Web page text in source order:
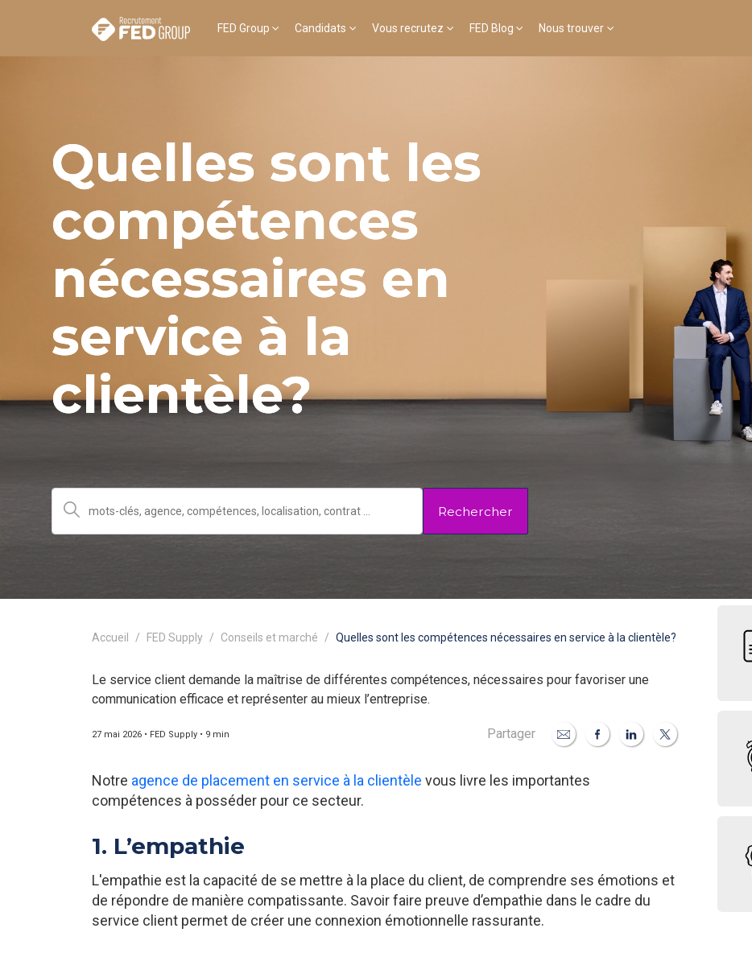
FED Group Candidats Vous recrutez FED Blog Nous trouver
Quelles sont les
compétences
nécessaires en
service à la
clientèle?
Rechercher
Accueil FED Supply Conseils et marché Quelles sont les compétences nécessaires en service à la clientèle?
Le service client demande la maîtrise de différentes compétences, nécessaires pour favoriser une
communication efficace et représenter au mieux l’entreprise.
27 mai 2026 • FED Supply • 9 min Partager
Notre agence de placement en service à la clientèle vous livre les importantes
compétences à posséder pour ce secteur.
1. L’empathie
L'empathie est la capacité de se mettre à la place du client, de comprendre ses émotions et
de répondre de manière compatissante. Savoir faire preuve d’empathie dans le cadre du
service client permet de créer une connexion émotionnelle rassurante.